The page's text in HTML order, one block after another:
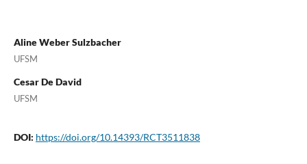
Aline Weber Sulzbacher
UFSM
Cesar De David
UFSM
DOI: https://doi.org/10.14393/RCT3511838